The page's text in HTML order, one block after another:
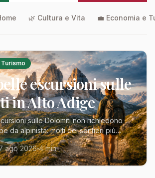
🌿 Cultura e Vita 💼 Economia e
Turismo
escursioni sulle
in Alto Adige
sulle Dolomiti non richiedono
da alpinista: molti dei sentieri più
Adige sono alla portata di esc…
ago 2026 4 min